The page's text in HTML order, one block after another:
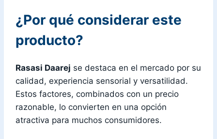
¿Por qué considerar este
producto?
Rasasi Daarej se destaca en el mercado por su
calidad, experiencia sensorial y versatilidad.
Estos factores, combinados con un precio
razonable, lo convierten en una opción
atractiva para muchos consumidores.